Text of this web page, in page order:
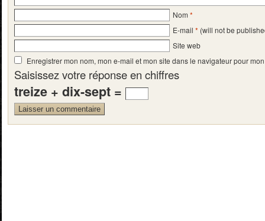
Nom *
E-mail * (will not be
Site web
Enregistrer mon nom, mon e-mail et mon site dans le navigateur pour
Saisissez votre réponse en chiffres
treize + dix-sept =